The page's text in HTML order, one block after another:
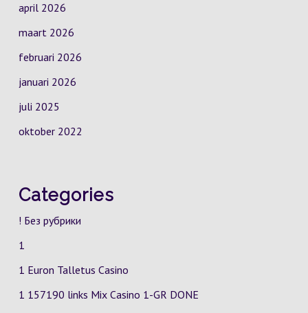
april 2026
maart 2026
februari 2026
januari 2026
juli 2025
oktober 2022
Categories
! Без рубрики
1
1 Euron Talletus Casino
1 157190 links Mix Casino 1-GR DONE